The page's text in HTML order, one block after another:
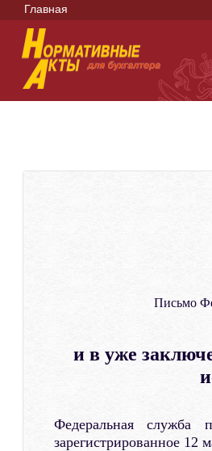
Главная
Письмо
и в уже
Федеральная служба
зарегистрированное 12